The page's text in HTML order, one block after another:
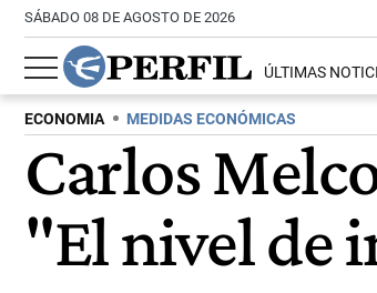
SÁBADO 08 DE AGOSTO DE 2026
ÚLTIMAS
ECONOMIA MEDIDAS ECONÓMICAS
Carlos
"El nivel de